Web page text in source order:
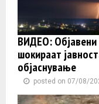
ВИДЕО: Објавени
шокираат
објаснување
posted on 07/08/